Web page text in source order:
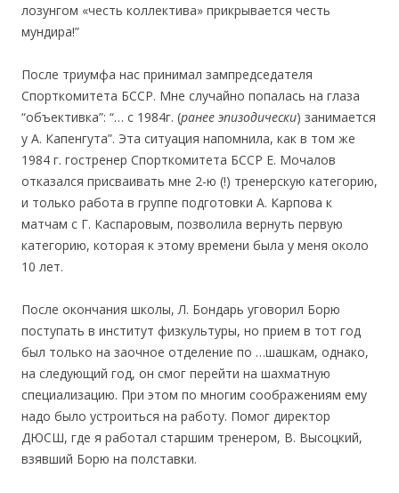
лозунгом «честь коллектива» прикрывается честь
мундира!”
После триумфа нас принимал зампредседателя
Спорткомитета БССР. Мне случайно попалась на глаза
“объективка”: “… с 1984г. (ранее эпизодически) занимается
у А. Капенгута”. Эта ситуация напомнила, как в том же
1984 г. гостренер Спорткомитета БССР Е. Мочалов
отказался присваивать мне 2-ю (!) тренерскую категорию,
и только работа в группе подготовки А. Карпова к
матчам с Г. Каспаровым, позволила вернуть первую
категорию, которая к этому времени была у меня около
10 лет.
После окончания школы, Л. Бондарь уговорил Борю
поступать в институт физкультуры, но прием в тот год
был только на заочное отделение по …шашкам, однако,
на следующий год, он смог перейти на шахматную
специализацию. При этом по многим соображениям ему
надо было устроиться на работу. Помог директор
ДЮСШ, где я работал старшим тренером, В. Высоцкий,
взявший Борю на полставки.